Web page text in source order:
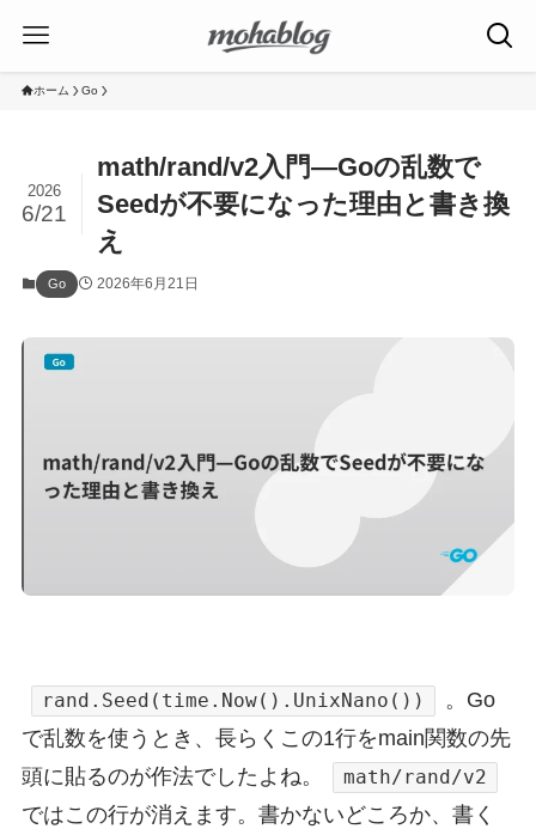
ホーム Go
math/rand/v2入門—Goの乱数で
Seedが不要になった理由と書き換
え
2026
6/21
Go 2026年6月21日
rand.Seed(time.Now().UnixNano())
。Go
で乱数を使うとき、長らくこの1行をmain関数の先
頭に貼るのが作法でしたよね。
math/rand/v2
ではこの行が消えます。書かないどころか、書く